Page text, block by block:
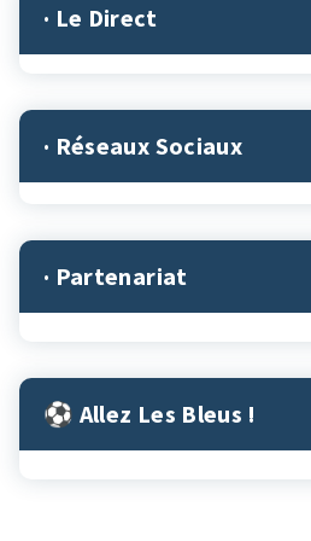
· Le Direct
· Réseaux Sociaux
· Partenariat
⚽︎ Allez Les Bleus !